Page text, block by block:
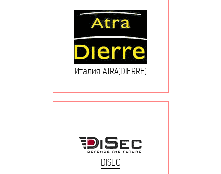
Италия ATRA(DIERRE)
DISEC